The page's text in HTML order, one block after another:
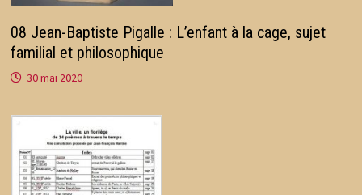
08 Jean-Baptiste Pigalle : L’enfant à la cage, sujet
familial et philosophique
30 mai 2020